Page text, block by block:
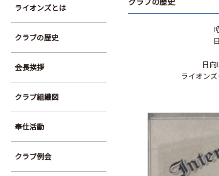
ライオンズとは
クラブの歴史
会長挨拶
クラブ組織図
奉仕活動
クラブ例会
日
ライオン